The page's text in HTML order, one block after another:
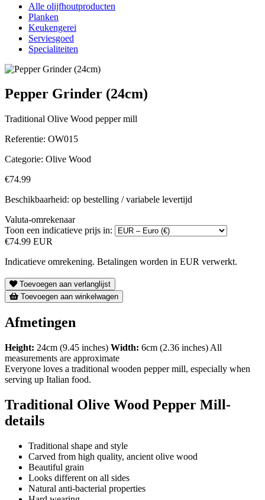
Alle olijfhoutproducten
Planken
Keukengerei
Serviesgoed
Specialiteiten
Pepper Grinder (24cm)
Traditional Olive Wood pepper mill
Referentie: OW015
Categorie: Olive Wood
€74.99
Beschikbaarheid: op bestelling / variabele levertijd
Valuta-omrekenaar
Toon een indicatieve prijs in:
€74.99 EUR
Indicatieve omrekening. Betalingen worden in EUR verwerkt.
Toevoegen aan verlanglijst
Toevoegen aan winkelwagen
Afmetingen
Height: 24cm (9.45 inches) Width: 6cm (2.36 inches) All
measurements are approximate
Everyone loves a traditional wooden pepper mill, especially when
serving up Italian food.
Traditional Olive Wood Pepper Mill-
details
Traditional shape and style
Carved from high quality, ancient olive wood
Beautiful grain
Looks different on all sides
Natural anti-bacterial properties